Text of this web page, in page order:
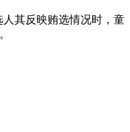
其反映贿选情况时，童